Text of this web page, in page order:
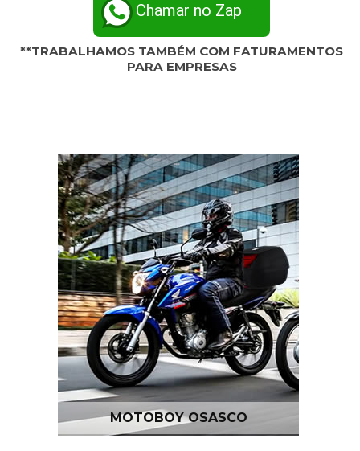
Chamar no Zap
**TRABALHAMOS TAMBÉM COM FATURAMENTOS
PARA EMPRESAS
MOTOBOY OSASCO